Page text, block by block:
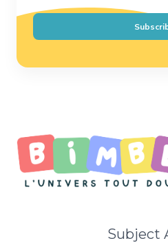
l
Subject